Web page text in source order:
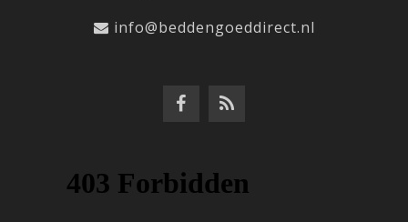
info@beddengoeddirect.nl